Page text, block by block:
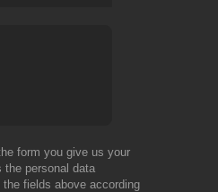
form you give us your
the personal data
fields above according